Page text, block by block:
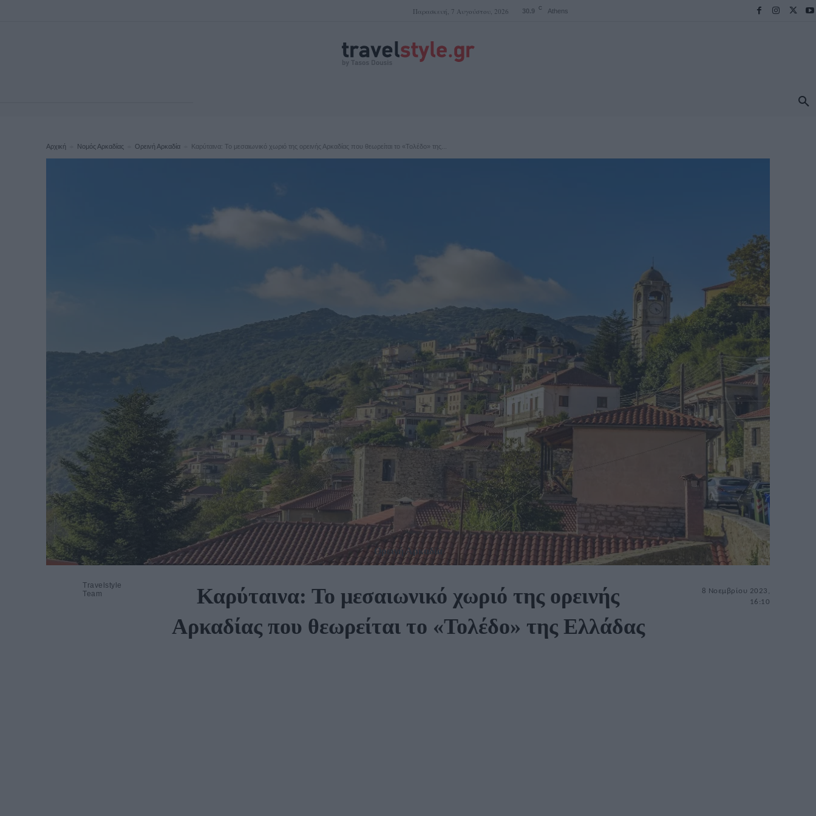
Παρασκευή, 7 Αυγούστου, 2026 30.9 C Athens
Αρχική Νομός Αρκαδίας Ορεινή Αρκαδία Καρύταινα: Το μεσαιωνικό χωριό της ορεινής Αρκαδίας που θεωρείται το «Τολέδο» της...
Travelstyle
Team
Ορεινή Αρκαδία
Καρύταινα: Το μεσαιωνικό χωριό της ορεινής
Αρκαδίας που θεωρείται το «Τολέδο» της Ελλάδας
8 Νοεμβρίου 2023,
16:10